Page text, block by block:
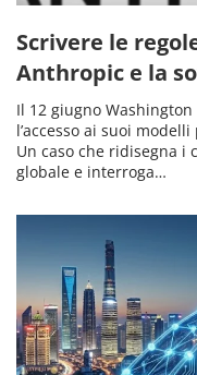
Scrivere le
Anthropic e la
Il 12 giugno
l’accesso ai suoi
Un caso che ridisegna i
globale e interroga…